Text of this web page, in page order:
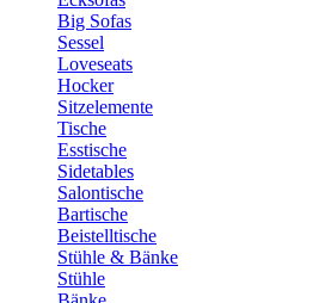
Big Sofas
Sessel
Loveseats
Hocker
Sitzelemente
Tische
Esstische
Sidetables
Salontische
Bartische
Beistelltische
Stühle & Bänke
Stühle